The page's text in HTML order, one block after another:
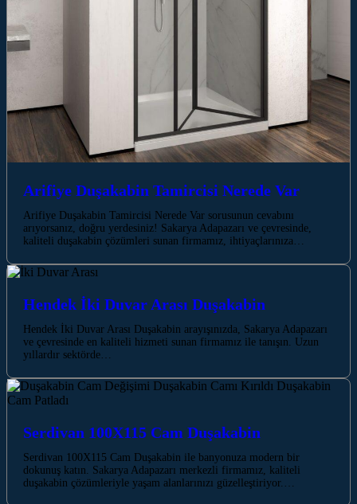
Arifiye Duşakabin Tamircisi Nerede Var
Arifiye Duşakabin Tamircisi Nerede Var sorusunun cevabını
arıyorsanız, doğru yerdesiniz! Sakarya Adapazarı ve çevresinde,
kaliteli duşakabin çözümleri sunan firmamız, ihtiyaçlarınıza…
Hendek İki Duvar Arası Duşakabin
Hendek İki Duvar Arası Duşakabin arayışınızda, Sakarya Adapazarı
ve çevresinde en kaliteli hizmeti sunan firmamız ile tanışın. Uzun
yıllardır sektörde…
Serdivan 100X115 Cam Duşakabin
Serdivan 100X115 Cam Duşakabin ile banyonuza modern bir
dokunuş katın. Sakarya Adapazarı merkezli firmamız, kaliteli
duşakabin çözümleriyle yaşam alanlarınızı güzelleştiriyor.…